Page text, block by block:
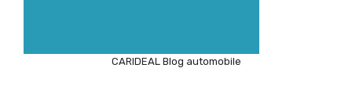
CARIDEAL Blog automobile